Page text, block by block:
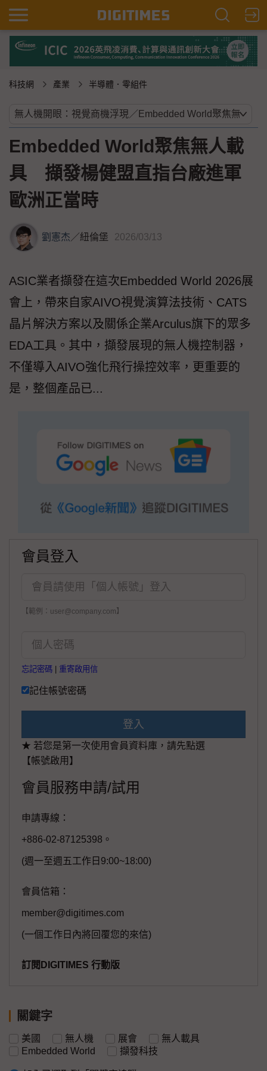
科技網 產業 半導體．零組件
Embedded World聚焦無人載
具 擷發楊健盟直指台廠進軍
歐洲正當時
劉憲杰／紐倫堡 2026/03/13
ASIC業者擷發在這次Embedded World 2026展
會上，帶來自家AIVO視覺演算法技術、CATS
晶片解決方案以及關係企業Arculus旗下的眾多
EDA工具。其中，擷發展現的無人機控制器，
不僅導入AIVO強化飛行操控效率，更重要的
是，整個產品已...
會員登入
【範例：user@company.com】
忘記密碼 重寄啟用信
記住帳號密碼
登入
★ 若您是第一次使用會員資料庫，請先點選
【帳號啟用】
會員服務申請/試用
申請專線：
+886-02-87125398。
(週一至週五工作日9:00~18:00)
會員信箱：
member@digitimes.com
(一個工作日內將回覆您的來信)
訂閱DIGITIMES 行動版
關鍵字
美國 無人機 展會
無人載具
Embedded World
擷發科技